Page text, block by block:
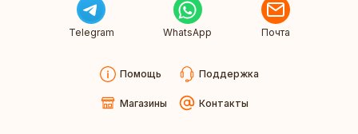
Telegram WhatsApp Почта
Помощь Поддержка
Магазины Контакты